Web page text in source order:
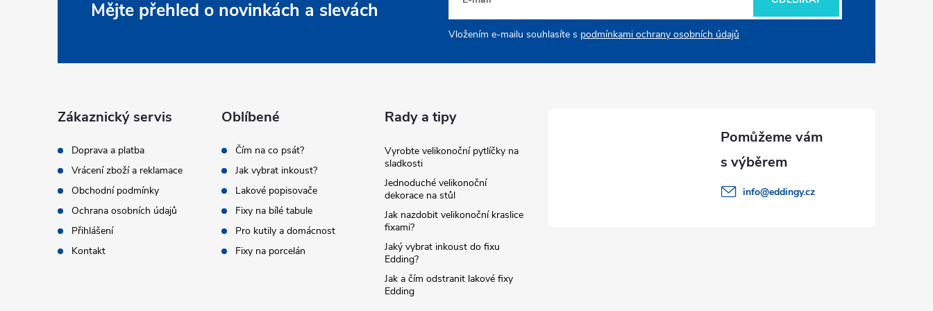
v
y
p
i
s
u
Mějte přehled o novinkách a slevách
Vložením e-mailu souhlasíte s podmínkami ochrany osobních údajů
Zákaznický servis
Doprava a platba
Vrácení zboží a reklamace
Obchodní podmínky
Ochrana osobních údajů
Přihlášení
Kontakt
Oblíbené
Čím na co psát?
Jak vybrat inkoust?
Lakové popisovače
Fixy na bílé tabule
Pro kutily a domácnost
Fixy na porcelán
Rady a tipy
Vyrobte velikonoční pytlíčky na
sladkosti
Jednoduché velikonoční
dekorace na stůl
Jak nazdobit velikonoční kraslice
fixami?
Jaký vybrat inkoust do fixu
Edding?
Jak a čím odstranit lakové fixy
Edding
info@eddingy.cz